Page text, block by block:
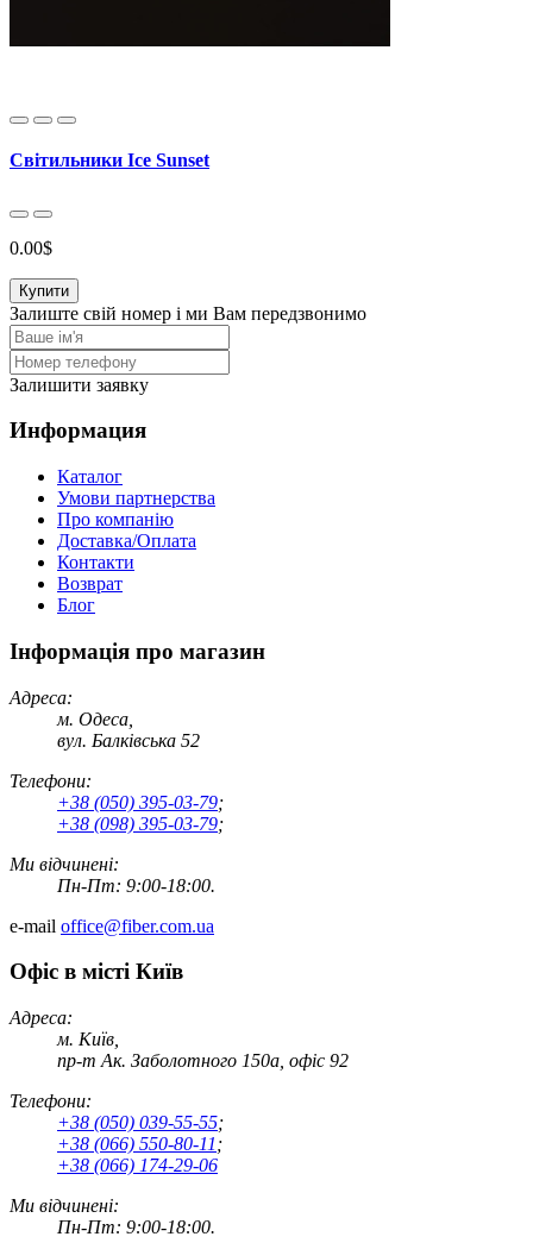
Світильники Ice Sunset
0.00$
Купити
Залиште свій номер і ми Вам передзвонимо
Залишити заявку
Информация
Каталог
Умови партнерства
Про компанію
Доставка/Оплата
Контакти
Возврат
Блог
Інформація про магазин
Адреса:
м. Одеса,
вул. Балківська 52
Телефони:
+38 (050) 395-03-79;
+38 (098) 395-03-79;
Ми відчинені:
Пн-Пт: 9:00-18:00.
e-mail office@fiber.com.ua
Офіс в місті Київ
Адреса:
м. Київ,
пр-т Ак. Заболотного 150а, офіс 92
Телефони:
+38 (050) 039-55-55;
+38 (066) 550-80-11 ;
+38 (066) 174-29-06
Ми відчинені:
Пн-Пт: 9:00-18:00.